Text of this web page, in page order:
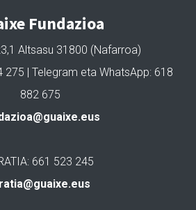
Fundazioa
Altsasu 31800 (Nafarroa)
275 | Telegram eta WhatsApp: 618
882 675
661 523 245